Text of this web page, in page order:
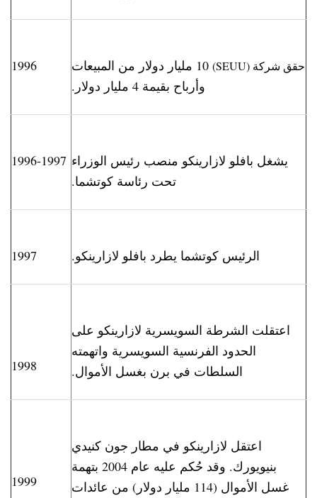
1996 حقق شركة (SEUU)
10 مليار دولار من المبيعات
وأرباح بقيمة 4 مليار دولار.
1996-1997 يشغل بافلو لازارينكو منصب رئيس الوزراء
تحت رئاسة كوتشما.
1997 الرئيس كوتشما يطرد بافلو لازارينكو.
1998
اعتقلت الشرطة السويسرية لازارينكو على
الحدود الفرنسية السويسرية واتهمته
السلطات في برن بغسل الأموال.
1999
اعتقل لازارينكو في مطار جون كنيدي
بنيويورك. وقد حُكم عليه عام 2004 بتهمة
غسل الأموال (114 مليار دولار) من عائدات